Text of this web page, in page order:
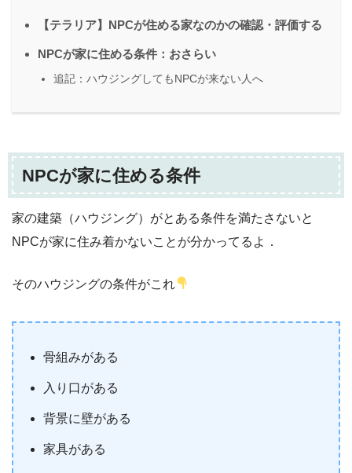
【テラリア】NPCが住める家なのかの確認・評価する
NPCが家に住める条件：おさらい
追記：ハウジングしてもNPCが来ない人へ
NPCが家に住める条件
家の建築（ハウジング）がとある条件を満たさないと
NPCが家に住み着かないことが分かってるよ．
そのハウジングの条件がこれ
骨組みがある
入り口がある
背景に壁がある
家具がある